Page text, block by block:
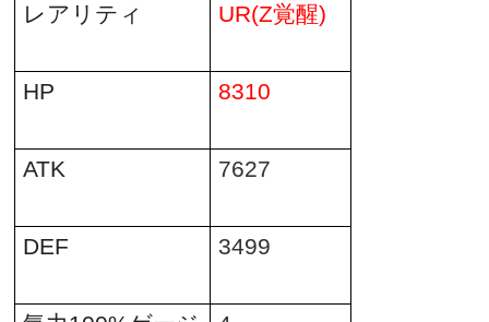
レアリティ UR(Z覚醒)
HP 8310
ATK 7627
DEF 3499